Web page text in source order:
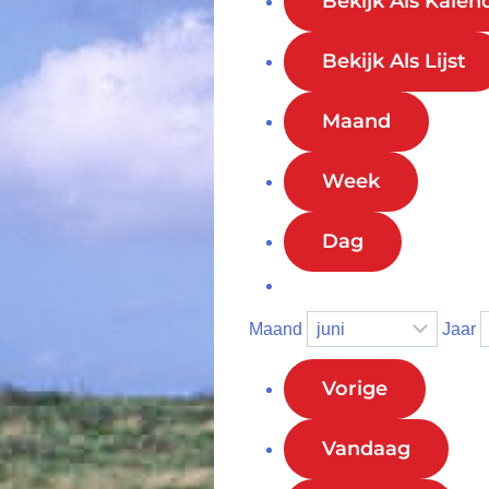
Bekijk Als Lijst
Maand
Week
Dag
Maand Jaar
Vorige
Vandaag